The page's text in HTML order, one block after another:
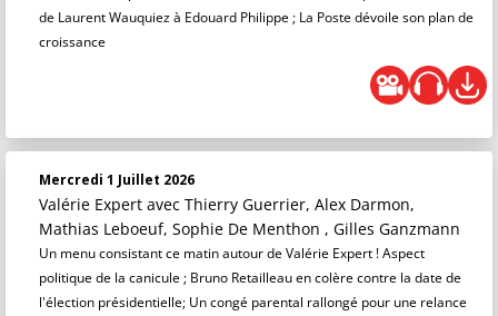
de Laurent Wauquiez à Edouard Philippe ; La Poste dévoile son plan de
croissance
Mercredi 1 Juillet 2026
Valérie Expert avec Thierry Guerrier, Alex Darmon,
Mathias Leboeuf, Sophie De Menthon , Gilles Ganzmann
Un menu consistant ce matin autour de Valérie Expert ! Aspect
politique de la canicule ; Bruno Retailleau en colère contre la date de
l'élection présidentielle; Un congé parental rallongé pour une relance